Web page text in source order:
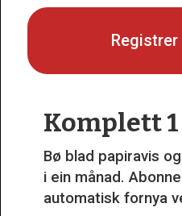
Komplett
Bø blad papiravis
i ein månad.
automatisk fornya